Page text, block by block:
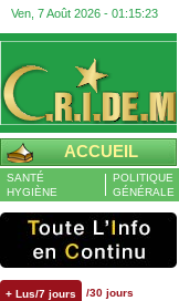
Ven, 7 Août 2026 - 01:15:24
ACCUEIL
SANTÉ
HYGIÈNE
POLITIQUE
GÉNÉRALE
+ Lus/7 jours /30 jours